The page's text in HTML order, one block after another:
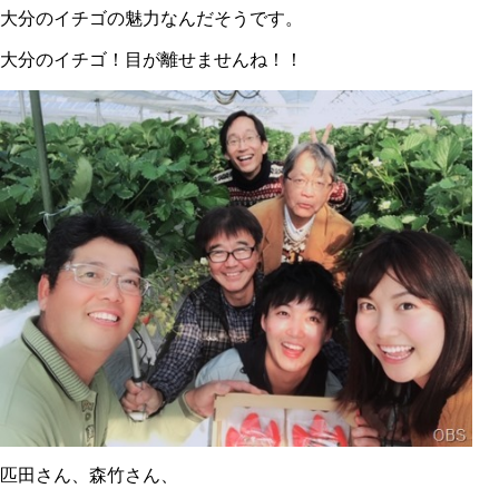
大分のイチゴの魅力なんだそうです。
大分のイチゴ！目が離せませんね！！
匹田さん、森竹さん、